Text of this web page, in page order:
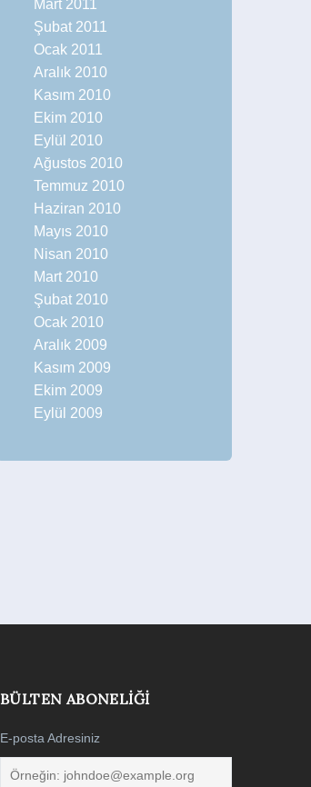
Mart 2011
Şubat 2011
Ocak 2011
Aralık 2010
Kasım 2010
Ekim 2010
Eylül 2010
Ağustos 2010
Temmuz 2010
Haziran 2010
Mayıs 2010
Nisan 2010
Mart 2010
Şubat 2010
Ocak 2010
Aralık 2009
Kasım 2009
Ekim 2009
Eylül 2009
BÜLTEN ABONELIĞI
E-posta Adresiniz